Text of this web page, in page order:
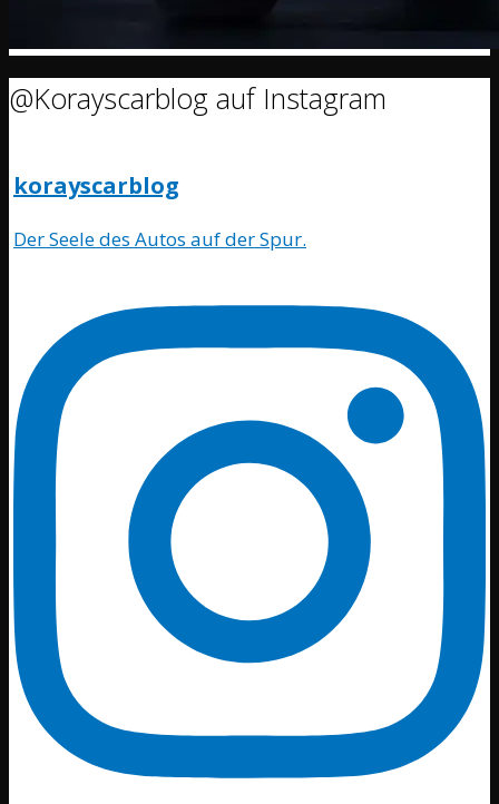
@Korayscarblog auf Instagram
korayscarblog
Der Seele des Autos auf der Spur.